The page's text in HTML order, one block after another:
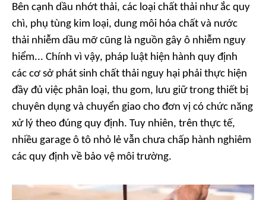
Bên cạnh dầu nhớt thải, các loại chất thải như ắc quy
chì, phụ tùng kim loại, dung môi hóa chất và nước
thải nhiễm dầu mỡ cũng là nguồn gây ô nhiễm nguy
hiểm... Chính vì vậy, pháp luật hiện hành quy định
các cơ sở phát sinh chất thải nguy hại phải thực hiện
đầy đủ việc phân loại, thu gom, lưu giữ trong thiết bị
chuyên dụng và chuyển giao cho đơn vị có chức năng
xử lý theo đúng quy định. Tuy nhiên, trên thực tế,
nhiều garage ô tô nhỏ lẻ vẫn chưa chấp hành nghiêm
các quy định về bảo vệ môi trường.